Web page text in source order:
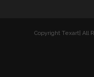
Copyright Texart| All